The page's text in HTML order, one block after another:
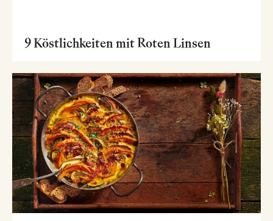
9 Köstlichkeiten mit Roten Linsen